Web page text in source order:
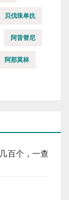
贝伐珠单抗
阿昔替尼
阿那莫林
百个，一查